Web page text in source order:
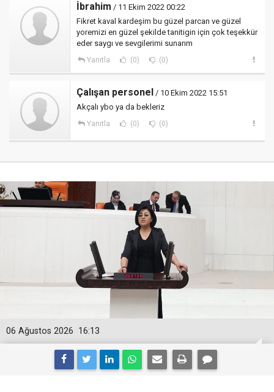
İbrahim / 11 Ekim 2022 00:22
Fikret kaval kardeşim bu güzel parcan ve güzel
yoremizi en güzel şekilde tanitigin için çok teşekkür
eder saygı ve sevgilerimi sunarım
Yanıtla (0) (0)
Çalışan personel / 10 Ekim 2022 15:51
Akçalı ybo ya da bekleriz
Yanıtla (0) (0)
16:13
06 Ağustos 2026